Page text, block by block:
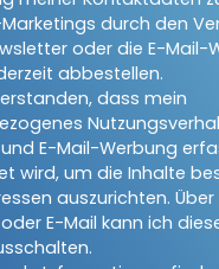
Vertrag widerrufen
durch den
oder die E-Mail-
abbestellen.
dass mein
E-Mail-Werbung
wird, um die Inhalte
auszurichten. Über
E-Mail kann ich